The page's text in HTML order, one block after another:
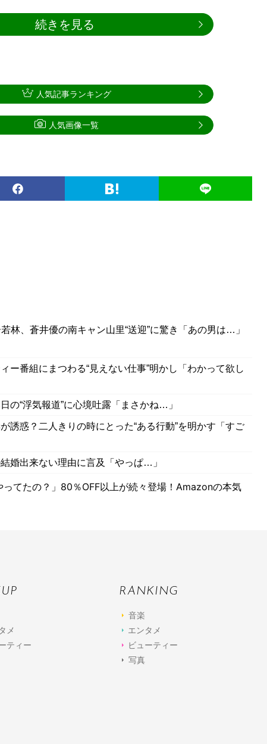
続きを見る
林、蒼井優の南キャン山里“送迎”に驚き「あの男は…」
ー番組にまつわる“見えない仕事”明かし「わかって欲し
の“浮気報道”に心境吐露「まさかね…」
誘惑？二人きりの時にとった“ある行動”を明かす「すご
婚出来ない理由に言及「やっぱ…」
ってたの？」80％OFF以上が続々登場！Amazonの本気
人気記事ランキング
人気画像一覧
メ
ティー
RANKING
音楽
エンタメ
ビューティー
写真